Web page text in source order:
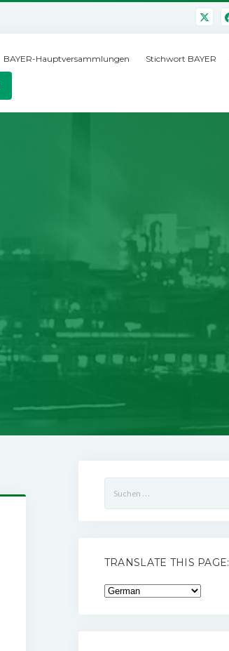
BAYER-Hauptversammlungen Stichwort BAYER
nach:
TRANSLATE THIS PAGE: